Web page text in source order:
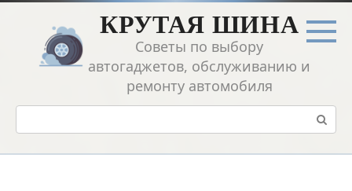
Перейти
контенту
КРУТАЯ ШИНА
Советы по выбору
автогаджетов, обслуживанию и
ремонту автомобиля
Поиск: